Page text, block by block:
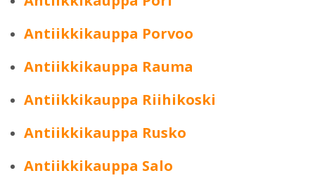
Antiikkikauppa Porvoo
Antiikkikauppa Rauma
Antiikkikauppa Riihikoski
Antiikkikauppa Rusko
Antiikkikauppa Salo